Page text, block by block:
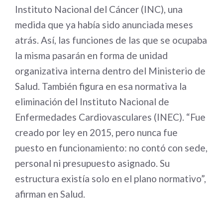
Instituto Nacional del Cáncer (INC), una
medida que ya había sido anunciada meses
atrás. Así, las funciones de las que se ocupaba
la misma pasarán en forma de unidad
organizativa interna dentro del Ministerio de
Salud. También figura en esa normativa la
eliminación del Instituto Nacional de
Enfermedades Cardiovasculares (INEC). “Fue
creado por ley en 2015, pero nunca fue
puesto en funcionamiento: no contó con sede,
personal ni presupuesto asignado. Su
estructura existía solo en el plano normativo”,
afirman en Salud.